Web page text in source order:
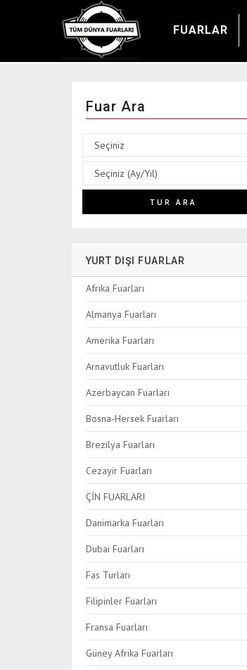
FUARLAR
Fuar Ara
YURT DIŞI FUARLAR
Afrika Fuarları
Almanya Fuarları
Amerika Fuarları
Arnavutluk Fuarları
Azerbaycan Fuarları
Bosna-Hersek Fuarları
Brezilya Fuarları
Cezayir Fuarları
ÇİN FUARLARI
Danimarka Fuarları
Dubai Fuarları
Fas Turları
Filipinler Fuarları
Fransa Fuarları
Güney Afrika Fuarları